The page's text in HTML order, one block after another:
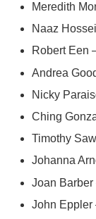
Meredith
Naaz
Robert Een
Andrea
Nicky
Ching
Timothy
Johanna
Joan Barber
John Eppler